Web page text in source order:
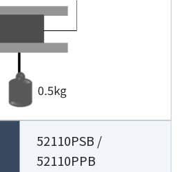
52110PSB /
52110PPB